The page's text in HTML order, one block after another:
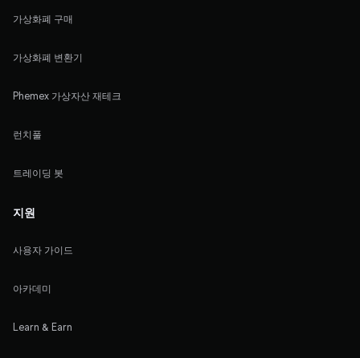
가상화폐 구매
가상화폐 변환기
Phemex 가상자산 재테크
런치풀
트레이딩 봇
지원
사용자 가이드
아카데미
Learn & Earn